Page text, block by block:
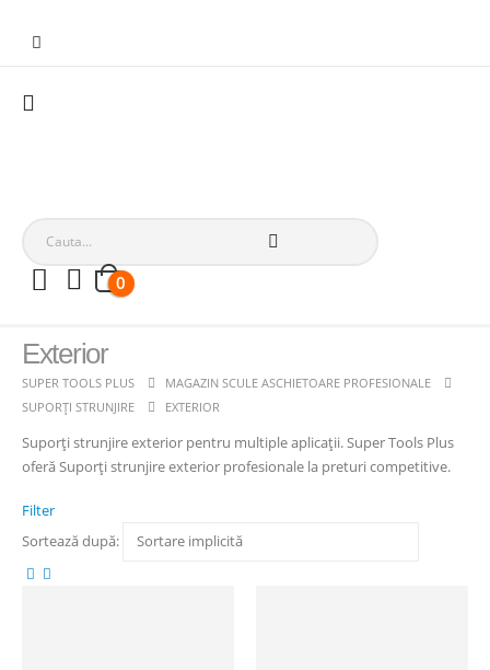
0
Exterior
SUPER TOOLS PLUS
MAGAZIN SCULE ASCHIETOARE PROFESIONALE
SUPORȚI STRUNJIRE
EXTERIOR
Suporți strunjire exterior pentru multiple aplicații. Super Tools Plus
oferă Suporți strunjire exterior profesionale la preturi competitive.
Filter
Sortează după: